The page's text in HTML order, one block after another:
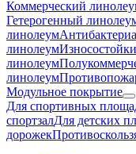
Коммерческий
Гетерогенный
линолеум
линолеум
линолеум
линолеум
Модульное покрытие
Для спортивных
спортзалДля детских
дорожек